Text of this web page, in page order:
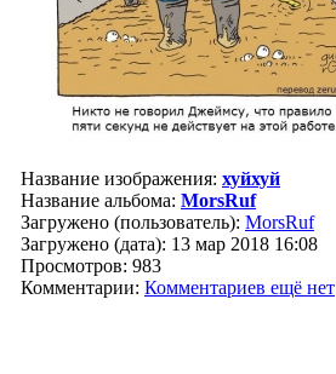
Название изображения: хуйхуй
Название альбома: MorsRuf
Загружено (пользователь): MorsRuf
Загружено (дата): 13 мар 2018 16:08
Просмотров: 983
Комментарии: Комментариев ещё нет